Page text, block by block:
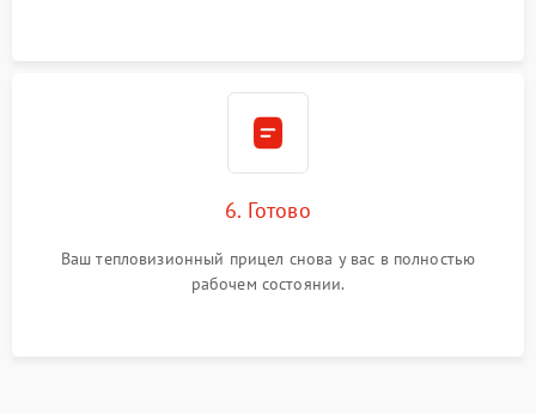
6. Готово
Ваш тепловизионный прицел снова у вас в полностью
рабочем состоянии.